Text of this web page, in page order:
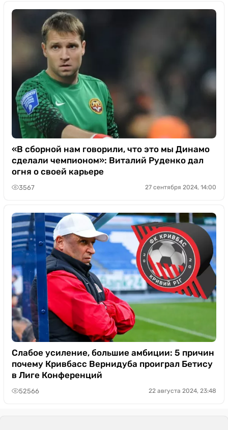
«В сборной нам говорили, что это мы Динамо
сделали чемпионом»: Виталий Руденко дал
огня о своей карьере
3567 27 сентября 2024, 14:00
Слабое усиление, большие амбиции: 5 причин
почему Кривбасс Вернидуба проиграл Бетису
в Лиге Конференций
52566 22 августа 2024, 23:48